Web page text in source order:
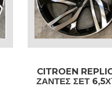
CITROEN
ΖΑΝΤΕΣ ΣΕΤ